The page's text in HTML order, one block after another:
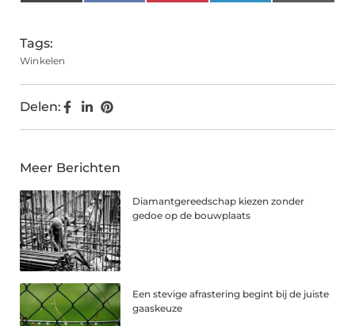
(Twitter)
Tags:
Winkelen
Delen:
Meer Berichten
Diamantgereedschap kiezen zonder
gedoe op de bouwplaats
Een stevige afrastering begint bij de juiste
gaaskeuze